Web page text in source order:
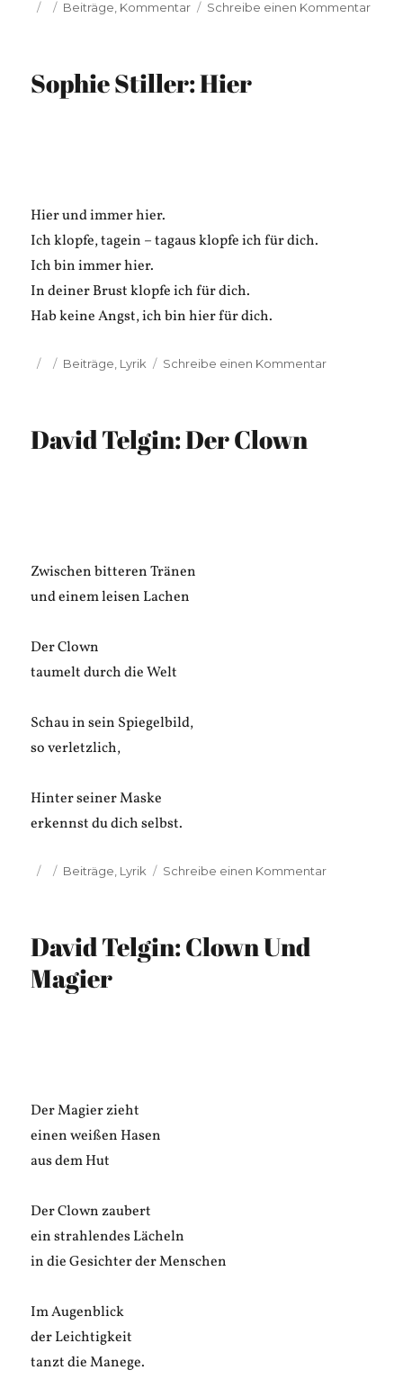
Veröffentlicht
Kategorien
Beiträge Kommentar Schreibe einen Kommentarzu
Sophie Stiller: Hier
Hier und immer hier.
Ich klopfe, tagein – tagaus klopfe ich für dich.
Ich bin immer hier.
In deiner Brust klopfe ich für dich.
Hab keine Angst, ich bin hier für dich.
Veröffentlicht
Kategorien
Beiträge Lyrik Schreibe einen Kommentarzu
David Telgin: Der Clown
Zwischen bitteren Tränen
und einem leisen Lachen
Der Clown
taumelt durch die Welt
Schau in sein Spiegelbild,
so verletzlich,
Hinter seiner Maske
erkennst du dich selbst.
Veröffentlicht
Kategorien
Beiträge Lyrik Schreibe einen Kommentarzu
David Telgin: Clown Und
Magier
Der Magier zieht
einen weißen Hasen
aus dem Hut
Der Clown zaubert
ein strahlendes Lächeln
in die Gesichter der Menschen
Im Augenblick
der Leichtigkeit
tanzt die Manege.